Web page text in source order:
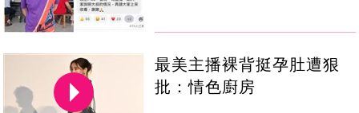
最美主播裸背挺孕肚遭狠
批：情色廚房